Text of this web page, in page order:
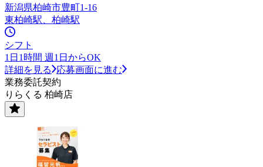
新潟県柏崎市豊町1-16
東柏崎駅、柏崎駅
シフト
1日1時間 週1日からOK
詳細を見る
応募画面に進む
業務委託契約
りらくる 柏崎店